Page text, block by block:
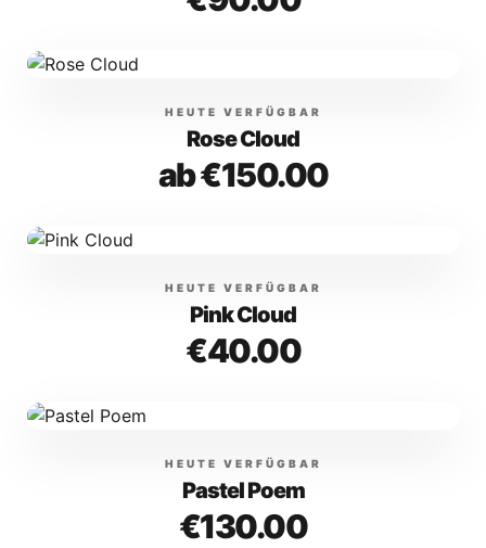
HEUTE VERFÜGBAR
Rose Cloud
ab €150.00
HEUTE VERFÜGBAR
Pink Cloud
€40.00
HEUTE VERFÜGBAR
Pastel Poem
€130.00